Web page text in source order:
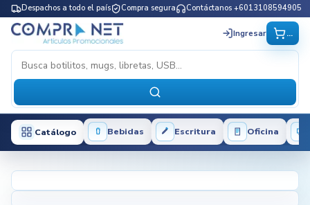
Despachos a todo el país Compra segura Contáctanos +6013108594905
Ingresar ...
Catálogo Bebidas Escritura Oficina